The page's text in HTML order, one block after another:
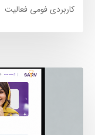
کاربردی فومی فعالیت